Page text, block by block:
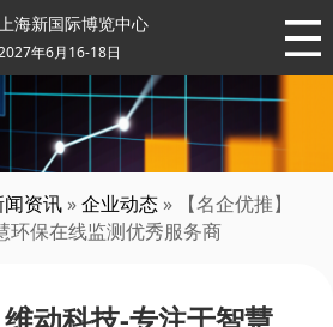
海新国际博览中心
年6月16-18日
闻资讯 »企业动态 » 【名企优推】
环保在线监测优秀服务商